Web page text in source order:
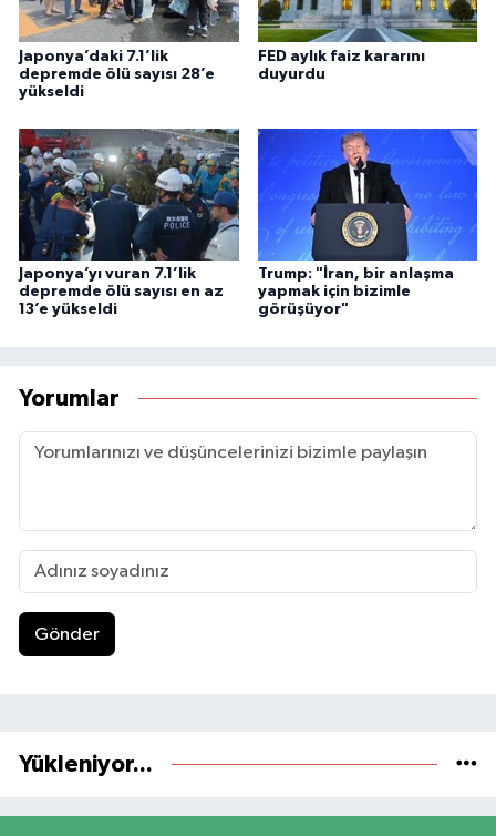
Japonya’daki 7.1’lik
depremde ölü sayısı 28’e
yükseldi
FED aylık faiz kararını
duyurdu
Japonya’yı vuran 7.1’lik
depremde ölü sayısı en az
13’e yükseldi
Trump: "İran, bir anlaşma
yapmak için bizimle
görüşüyor"
Yorumlar
Gönder
Yükleniyor...